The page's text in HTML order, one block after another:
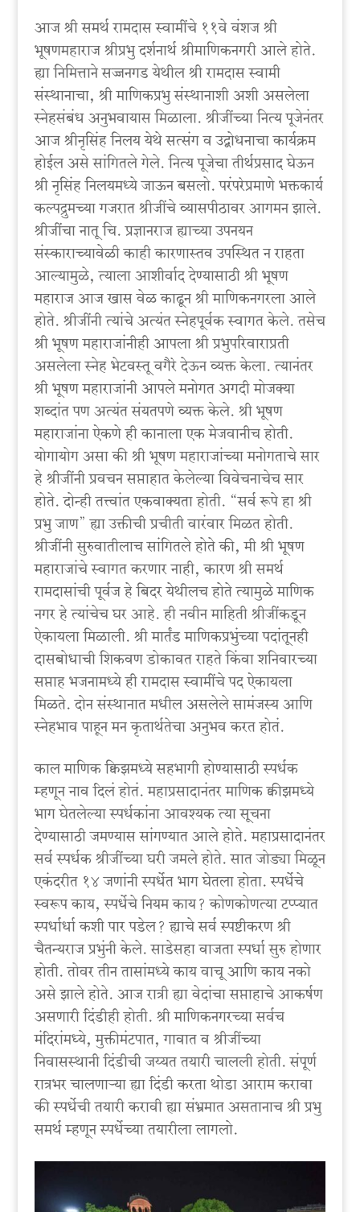
आज श्री समर्थ रामदास स्वामींचे ११वे वंशज श्री
भूषणमहाराज श्रीप्रभु दर्शनार्थ श्रीमाणिकनगरी आले होते.
ह्या निमित्ताने सज्जनगड येथील श्री रामदास स्वामी
संस्थानाचा, श्री माणिकप्रभु संस्थानाशी अशी असलेला
स्नेहसंबंध अनुभवायास मिळाला. श्रीजींच्या नित्य पूजेनंतर
आज श्रीनृसिंह निलय येथे सत्संग व उद्बोधनाचा कार्यक्रम
होईल असे सांगितले गेले. नित्य पूजेचा तीर्थप्रसाद घेऊन
श्री नृसिंह निलयमध्ये जाऊन बसलो. परंपरेप्रमाणे भक्तकार्य
कल्पद्रुमच्या गजरात श्रीजींचे व्यासपीठावर आगमन झाले.
श्रीजींचा नातू चि. प्रज्ञानराज ह्याच्या उपनयन
संस्काराच्यावेळी काही कारणास्तव उपस्थित न राहता
आल्यामुळे, त्याला आशीर्वाद देण्यासाठी श्री भूषण
महाराज आज खास वेळ काढून श्री माणिकनगरला आले
होते. श्रीजींनी त्यांचे अत्यंत स्नेहपूर्वक स्वागत केले. तसेच
श्री भूषण महाराजांनीही आपला श्री प्रभुपरिवाराप्रती
असलेला स्नेह भेटवस्तू वगैरे देऊन व्यक्त केला. त्यानंतर
श्री भूषण महाराजांनी आपले मनोगत अगदी मोजक्या
शब्दांत पण अत्यंत संयतपणे व्यक्त केले. श्री भूषण
महाराजांना ऐकणे ही कानाला एक मेजवानीच होती.
योगायोग असा की श्री भूषण महाराजांच्या मनोगताचे सार
हे श्रीजींनी प्रवचन सप्ताहात केलेल्या विवेचनाचेच सार
होते. दोन्ही तत्त्वांत एकवाक्यता होती. “सर्व रूपे हा श्री
प्रभु जाण” ह्या उक्तीची प्रचीती वारंवार मिळत होती.
श्रीजींनी सुरुवातीलाच सांगितले होते की, मी श्री भूषण
महाराजांचे स्वागत करणार नाही, कारण श्री समर्थ
रामदासांची पूर्वज हे बिदर येथीलच होते त्यामुळे माणिक
नगर हे त्यांचेच घर आहे. ही नवीन माहिती श्रीजींकडून
ऐकायला मिळाली. श्री मार्तंड माणिकप्रभुंच्या पदांतूनही
दासबोधाची शिकवण डोकावत राहते किंवा शनिवारच्या
सप्ताह भजनामध्ये ही रामदास स्वामींचे पद ऐकायला
मिळते. दोन संस्थानात मधील असलेले सामंजस्य आणि
स्नेहभाव पाहून मन कृतार्थतेचा अनुभव करत होतं.
काल माणिक क्विझमध्ये सहभागी होण्यासाठी स्पर्धक
म्हणून नाव दिलं होतं. महाप्रसादानंतर माणिक क्वीझमध्ये
भाग घेतलेल्या स्पर्धकांना आवश्यक त्या सूचना
देण्यासाठी जमण्यास सांगण्यात आले होते. महाप्रसादानंतर
सर्व स्पर्धक श्रीजींच्या घरी जमले होते. सात जोड्या मिळून
एकंदरीत १४ जणांनी स्पर्धेत भाग घेतला होता. स्पर्धेचे
स्वरूप काय, स्पर्धेचे नियम काय? कोणकोणत्या टप्प्यात
स्पर्धार्धा कशी पार पडेल? ह्याचे सर्व स्पष्टीकरण श्री
चैतन्यराज प्रभुंनी केले. साडेसहा वाजता स्पर्धा सुरु होणार
होती. तोवर तीन तासांमध्ये काय वाचू आणि काय नको
असे झाले होते. आज रात्री ह्या वेदांचा सप्ताहाचे आकर्षण
असणारी दिंडीही होती. श्री माणिकनगरच्या सर्वच
मंदिरांमध्ये, मुक्तीमंटपात, गावात व श्रीजींच्या
निवासस्थानी दिंडीची जय्यत तयारी चालली होती. संपूर्ण
रात्रभर चालणाऱ्या ह्या दिंडी करता थोडा आराम करावा
की स्पर्धेची तयारी करावी ह्या संभ्रमात असतानाच श्री प्रभु
समर्थ म्हणून स्पर्धेच्या तयारीला लागलो.